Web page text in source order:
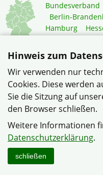
Bundesverband
Berlin-
Hamburg
Rheinland-
Sachsen-Anhalt
© Siedlervereinigung
Datenschutzerklärung
Hinweis zum
Wir verwenden nur
Cookies. Diese werden
Sie die Sitzung auf
den Browser schließen.
Weitere Informationen
Datenschutzerklärung.
schließen